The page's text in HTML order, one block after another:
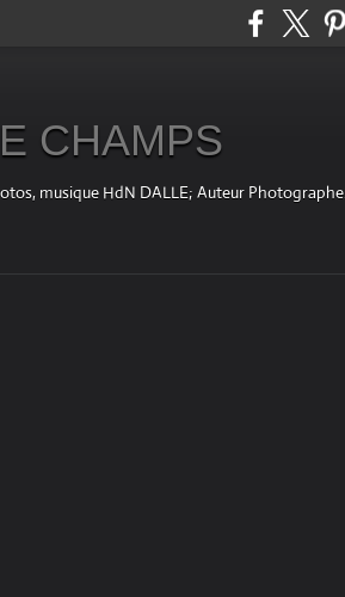
CHAMPS
musique HdN DALLE; Auteur